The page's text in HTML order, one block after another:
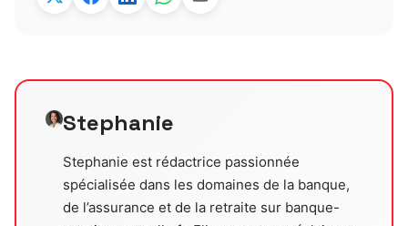
Stephanie
Stephanie est rédactrice passionnée
spécialisée dans les domaines de la banque,
de l’assurance et de la retraite sur banque-